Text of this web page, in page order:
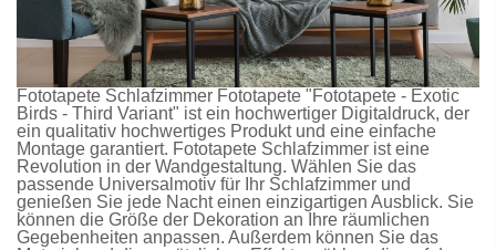
Fototapete Schlafzimmer Fototapete "Fototapete - Exotic
Birds - Third Variant" ist ein hochwertiger Digitaldruck, der
ein qualitativ hochwertiges Produkt und eine einfache
Montage garantiert. Fototapete Schlafzimmer ist eine
Revolution in der Wandgestaltung. Wählen Sie das
passende Universalmotiv für Ihr Schlafzimmer und
genießen Sie jede Nacht einen einzigartigen Ausblick. Sie
können die Größe der Dekoration an Ihre räumlichen
Gegebenheiten anpassen. Außerdem können Sie das